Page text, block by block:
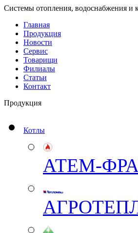
Системы отопления, водоснабжения и
Главная
Продукция
Новости
Сервис
Товарищи
Филиалы
Статьи
Контакт
Продукция
Котлы
АТЕМ-